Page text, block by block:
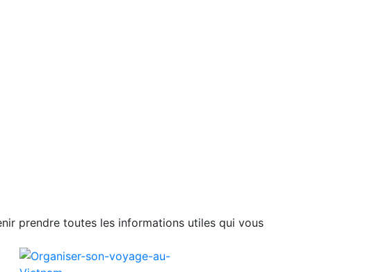
prendre toutes les informations utiles qui vous